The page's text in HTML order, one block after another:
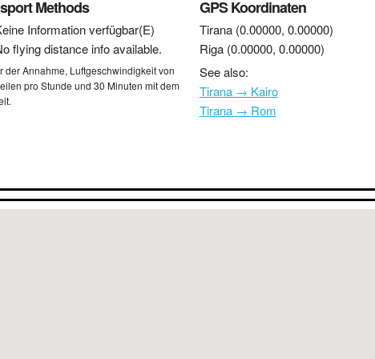
Methods
Information verfügbar(E)
flying distance info available.
der Annahme, Luftgeschwindigkeit von
pro Stunde und 30 Minuten mit dem
GPS Koordinaten
Tirana (0.00000, 0.00000)
Riga (0.00000, 0.00000)
See also:
Tirana → Kairo
Tirana → Rom